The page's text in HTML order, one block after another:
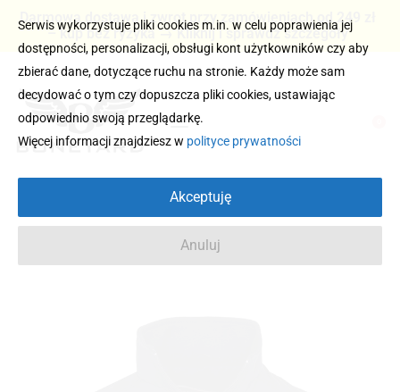
Darmowa dostawa i zwrot przy zamówieniach od 249 zł
– kup bez ryzyka → Kliknij i sprawdź szczegóły
Serwis wykorzystuje pliki cookies m.in. w celu poprawienia jej
dostępności, personalizacji, obsługi kont użytkowników czy aby
zbierać dane, dotyczące ruchu na stronie. Każdy może sam
decydować o tym czy dopuszcza pliki cookies, ustawiając
odpowiednio swoją przeglądarkę.
Więcej informacji znajdziesz w polityce prywatności
Akceptuję
Anuluj